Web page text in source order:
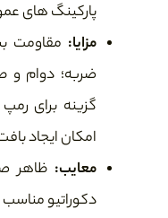
پارکینگ های
مزایا: مقاومت
ضربه؛ دوام و
گزینه برای
امکان ایجاد
معایب: ظاهر
دکوراتیو